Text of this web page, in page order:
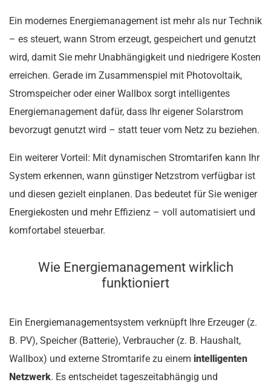
Ein modernes Energiemanagement ist mehr als nur Technik
– es steuert, wann Strom erzeugt, gespeichert und genutzt
wird, damit Sie mehr Unabhängigkeit und niedrigere Kosten
erreichen. Gerade im Zusammenspiel mit Photovoltaik,
Stromspeicher oder einer Wallbox sorgt intelligentes
Energiemanagement dafür, dass Ihr eigener Solarstrom
bevorzugt genutzt wird – statt teuer vom Netz zu beziehen.
Ein weiterer Vorteil: Mit dynamischen Stromtarifen kann Ihr
System erkennen, wann günstiger Netzstrom verfügbar ist
und diesen gezielt einplanen. Das bedeutet für Sie weniger
Energiekosten und mehr Effizienz – voll automatisiert und
komfortabel steuerbar.
Wie Energiemanagement wirklich
funktioniert
Ein Energiemanagementsystem verknüpft Ihre Erzeuger (z.
B. PV), Speicher (Batterie), Verbraucher (z. B. Haushalt,
Wallbox) und externe Stromtarife zu einem intelligenten
Netzwerk. Es entscheidet tageszeitabhängig und